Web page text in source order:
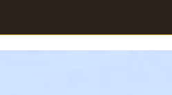
Click Here